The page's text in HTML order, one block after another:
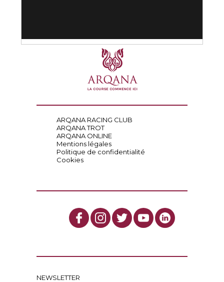
ARQANA RACING CLUB
ARQANA TROT
ARQANA ONLINE
Mentions légales
Politique de confidentialité
Cookies
NEWSLETTER